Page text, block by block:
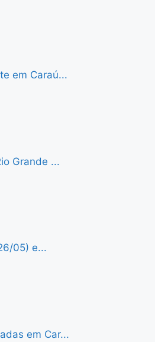
em Caraú...
Grande ...
05) e...
em Car...